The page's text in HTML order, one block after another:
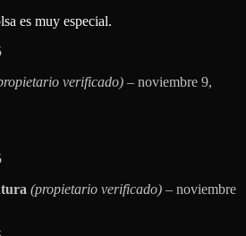
es muy especial.
verificado) – noviembre 9,
(propietario verificado) – noviembre